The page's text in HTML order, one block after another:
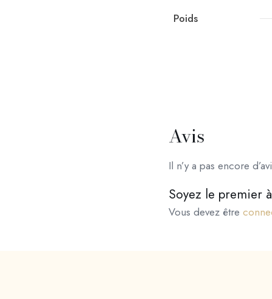
Poids
Avis
Il n’y a pas encore
Soyez le premier
Vous devez être